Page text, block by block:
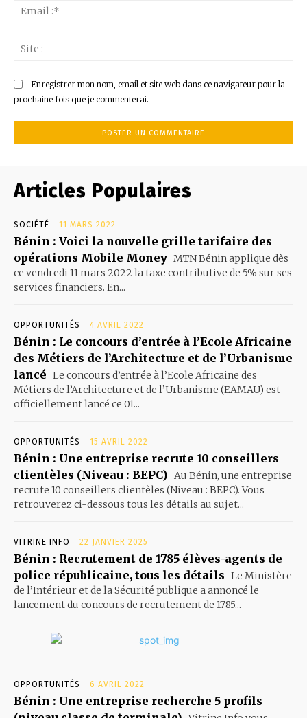
Enregistrer mon nom, email et site web dans ce navigateur pour la
prochaine fois que je commenterai.
Articles Populaires
SOCIÉTÉ 11 MARS 2022
Bénin : Voici la nouvelle grille tarifaire des
opérations Mobile Money MTN Bénin applique dès
ce vendredi 11 mars 2022 la taxe contributive de 5% sur ses
services financiers. En...
OPPORTUNITÉS 4 AVRIL 2022
Bénin : Le concours d’entrée à l’Ecole Africaine
des Métiers de l’Architecture et de l’Urbanisme
lancé Le concours d’entrée à l’Ecole Africaine des
Métiers de l’Architecture et de l’Urbanisme (EAMAU) est
officiellement lancé ce 01...
OPPORTUNITÉS 15 AVRIL 2022
Bénin : Une entreprise recrute 10 conseillers
clientèles (Niveau : BEPC) Au Bénin, une entreprise
recrute 10 conseillers clientèles (Niveau : BEPC). Vous
retrouverez ci-dessous tous les détails au sujet...
VITRINE INFO 22 JANVIER 2025
Bénin : Recrutement de 1785 élèves-agents de
police républicaine, tous les détails Le Ministère
de l’Intérieur et de la Sécurité publique a annoncé le
lancement du concours de recrutement de 1785...
OPPORTUNITÉS 6 AVRIL 2022
Bénin : Une entreprise recherche 5 profils